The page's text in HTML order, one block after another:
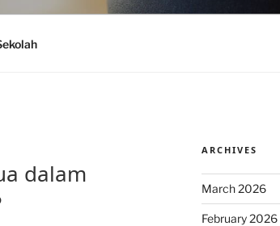
dalam
ARCHIVES
March 2026
February 2026